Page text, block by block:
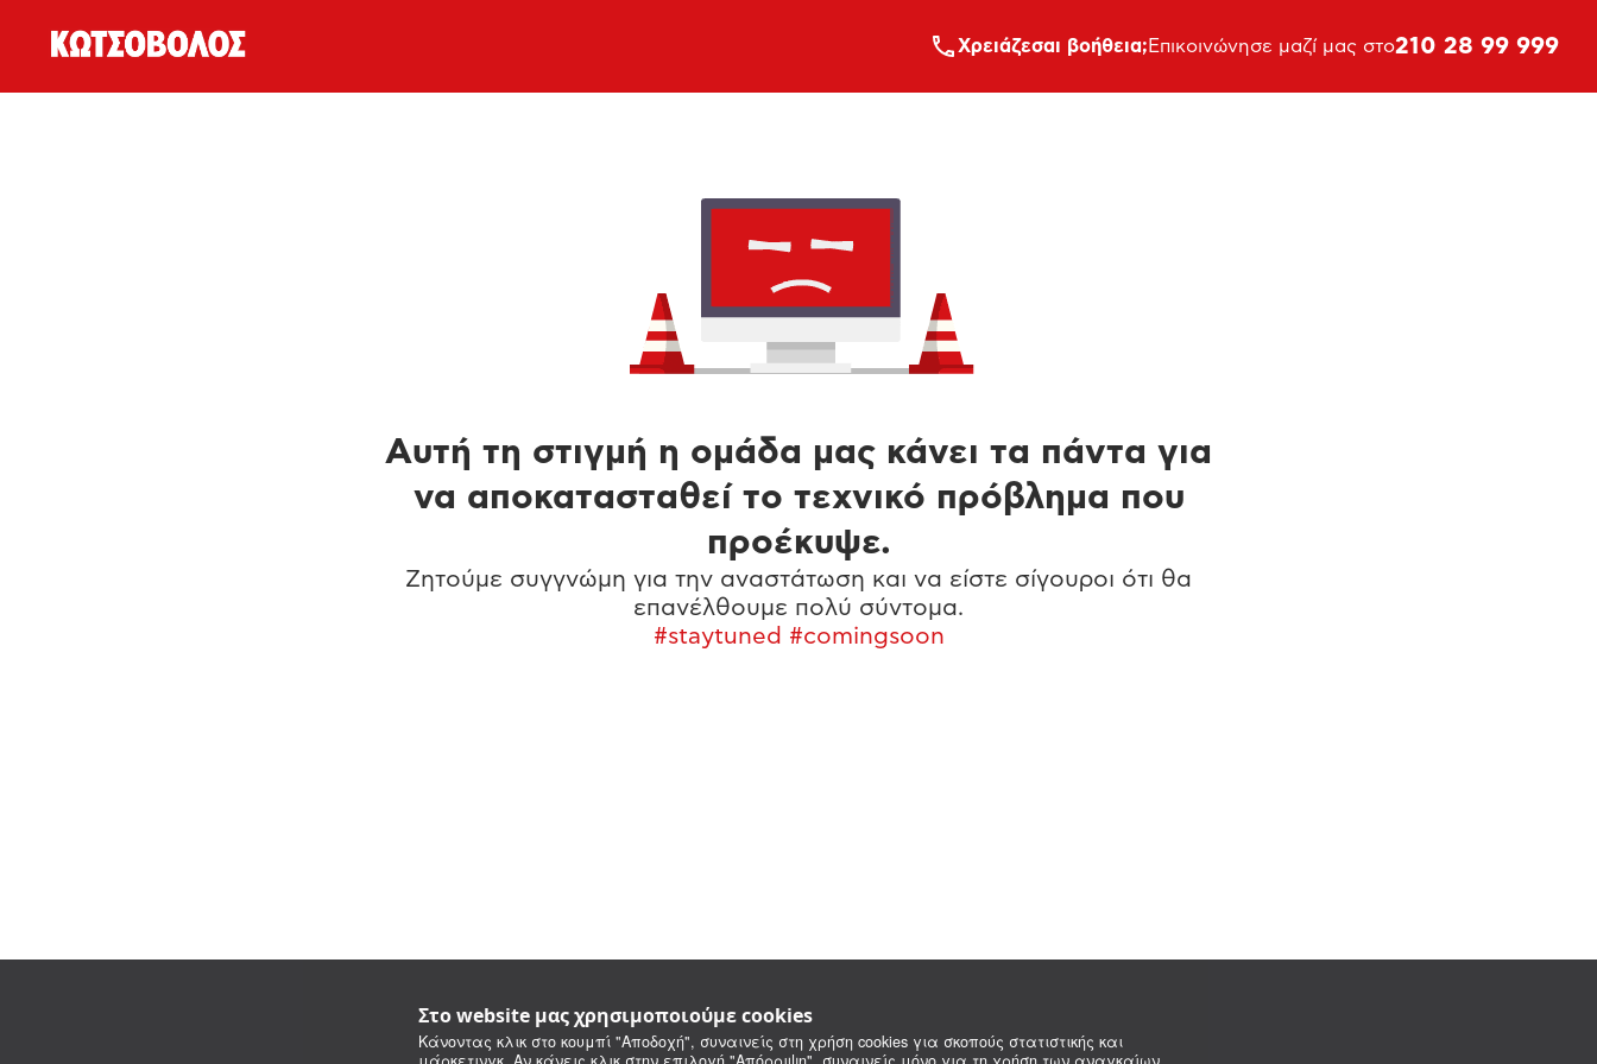
Στο website μας χρησιμοποιούμε cookies
Κάνοντας κλικ στο κουμπί "Αποδοχή", συναινείς στη χρήση cookies για σκοπούς στατιστικής και
Xρειάζεσαι βοήθεια; Επικοινώνησε μαζί μας στο210 28 99 999
Αυτή τη στιγμή η ομάδα μας κάνει τα πάντα για
να αποκατασταθεί το τεχνικό πρόβλημα που
προέκυψε.
Ζητούμε συγγνώμη για την αναστάτωση και να είστε σίγουροι ότι θα
επανέλθουμε πολύ σύντομα.
#staytuned #comingsoon